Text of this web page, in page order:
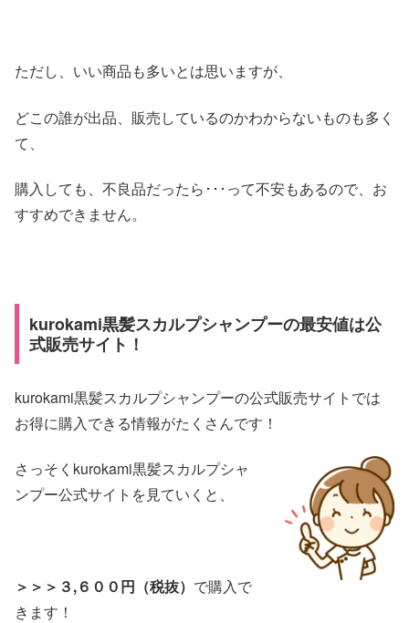
ただし、いい商品も多いとは思いますが、
どこの誰が出品、販売しているのかわからないものも多く
て、
購入しても、不良品だったら･･･って不安もあるので、お
すすめできません。
kurokami黒髪スカルプシャンプーの最安値は公
式販売サイト！
kurokami黒髪スカルプシャンプーの公式販売サイトでは
お得に購入できる情報がたくさんです！
さっそくkurokami黒髪スカルプシャ
ンプー公式サイトを見ていくと、
＞＞＞３,６００円（税抜） で購入で
きます！